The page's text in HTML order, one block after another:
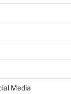
Media